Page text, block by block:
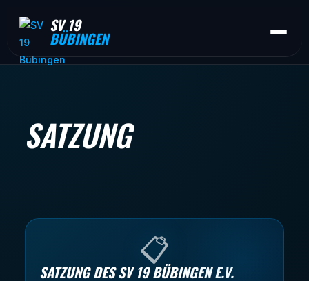
SV 19
BÜBINGEN
SATZUNG
📋
SATZUNG DES SV 19 BÜBINGEN E.V.